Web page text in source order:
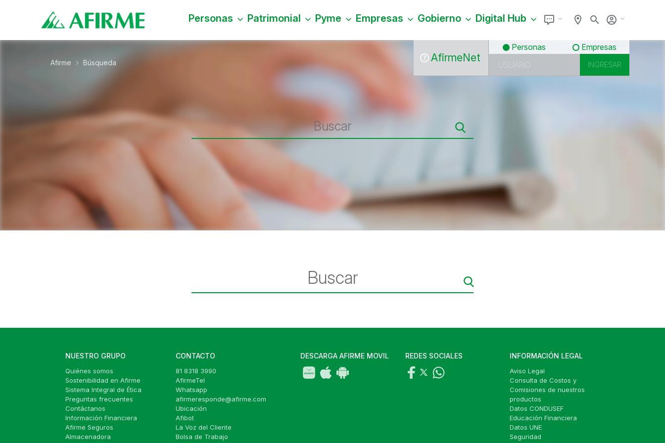
Personas Patrimonial Pyme Empresas Gobierno Digital Hub
AfirmeNet
Personas Empresas
Afirme Búsqueda
NUESTRO GRUPO
Quiénes somos
Sostenibilidad en Afirme
Sistema Integral de Ética
Preguntas frecuentes
Contáctanos
Información Financiera
Afirme Seguros
Almacenadora
CONTACTO
81 8318 3990
AfirmeTel
Whatsapp
afirmeresponde@afirme.com
Ubicación
Afibot
La Voz del Cliente
Bolsa de Trabajo
DESCARGA AFIRME MOVIL REDES SOCIALES INFORMACIÓN LEGAL
Aviso Legal
Consulta de Costos y
Comisiones de nuestros
productos
Datos CONDUSEF
Educación Financiera
Datos UNE
Seguridad